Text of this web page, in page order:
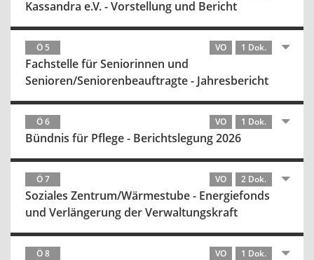
Kassandra e.V. - Vorstellung und Bericht
Ö 5 VO 1 Dok.
Fachstelle für Seniorinnen und
Senioren/Seniorenbeauftragte - Jahresbericht
Ö 6 VO 1 Dok.
Bündnis für Pflege - Berichtslegung 2026
Ö 7 VO 2 Dok.
Soziales Zentrum/Wärmestube - Energiefonds
und Verlängerung der Verwaltungskraft
Ö 8 VO 1 Dok.